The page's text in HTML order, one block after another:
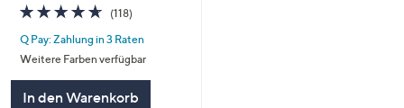
4.6
von
5
(118)118
Q Pay: Zahlung in 3 Raten
Weitere Farben verfügbar
In den Warenkorb